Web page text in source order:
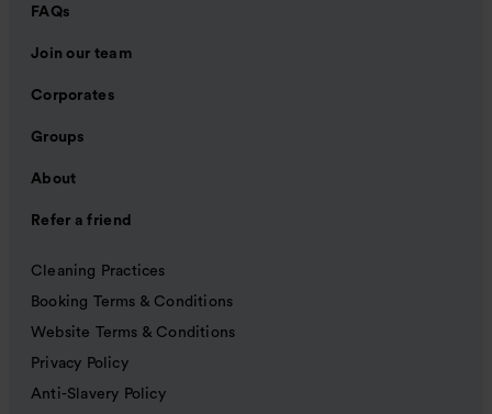
FAQs
Join our team
Corporates
Groups
About
Refer a friend
Cleaning Practices
Booking Terms & Conditions
Website Terms & Conditions
Privacy Policy
Anti-Slavery Policy